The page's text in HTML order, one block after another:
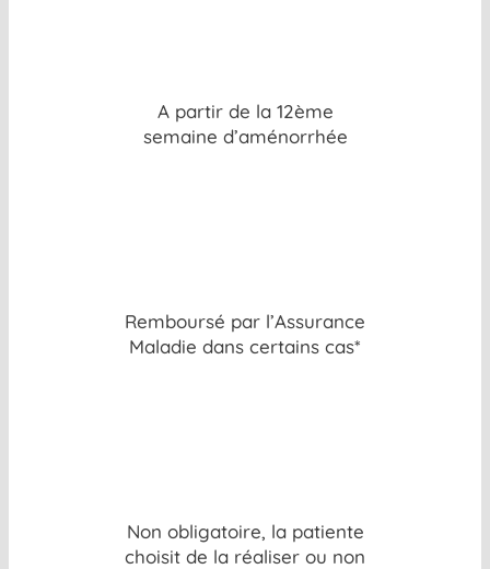
A partir de la 12ème
semaine d’aménorrhée
Remboursé par l’Assurance
Maladie dans certains cas*
Non obligatoire, la patiente
choisit de la réaliser ou non